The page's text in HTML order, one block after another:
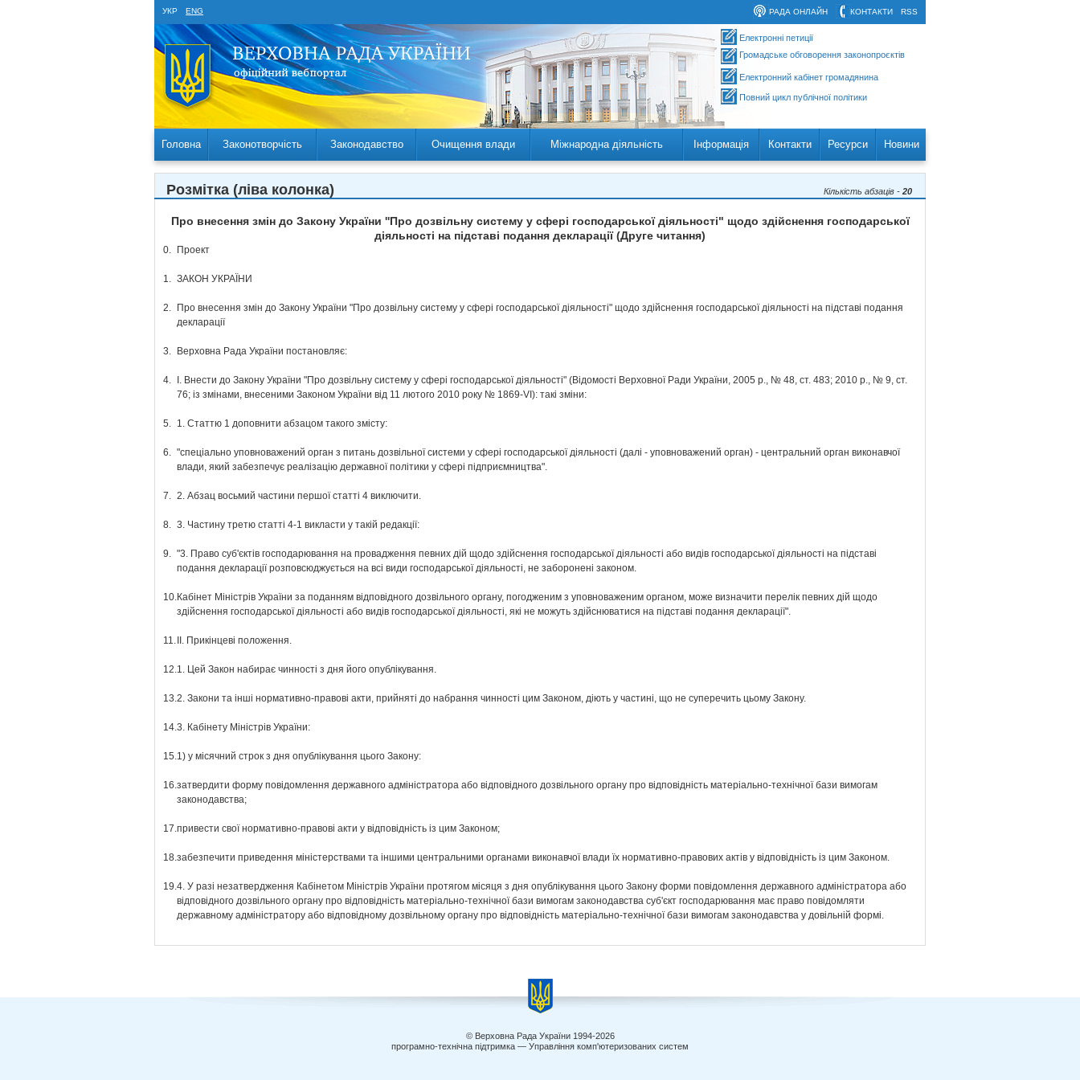
УКР ENG RSS
КОНТАКТИ
РАДА ОНЛАЙН
Електронні петиції
Громадське обговорення законопроєктів
Електронний кабінет громадянина
Повний цикл публічної політики
Головна Законотворчість Законодавство Очищення влади Міжнародна діяльність Інформація Контакти Ресурси Новини
Кількість абзаців - 20
Розмітка (ліва колонка)
Про внесення змін до Закону України ''Про дозвільну систему у сфері господарської діяльності" щодо здійснення господарської
діяльності на підставі подання декларації (Друге читання)
0. Проект
1. ЗАКОН УКРАЇНИ
2.
Про внесення змін до Закону України "Про дозвільну систему у сфері господарської діяльності" щодо здійснення господарської діяльності на підставі подання
декларації
3. Верховна Рада України постановляє:
4.
І. Внести до Закону України "Про дозвільну систему у сфері господарської діяльності" (Відомості Верховної Ради України, 2005 р., № 48, ст. 483; 2010 р., № 9, ст.
76; із змінами, внесеними Законом України від 11 лютого 2010 року № 1869-VІ): такі зміни:
5. 1. Статтю 1 доповнити абзацом такого змісту:
6. "спеціально уповноважений орган з питань дозвільної системи у сфері господарської діяльності (далі - уповноважений орган) - центральний орган виконавчої
влади, який забезпечує реалізацію державної політики у сфері підприємництва".
7. 2. Абзац восьмий частини першої статті 4 виключити.
8. 3. Частину третю статті 4-1 викласти у такій редакції:
9. "3. Право суб'єктів господарювання на провадження певних дій щодо здійснення господарської діяльності або видів господарської діяльності на підставі
подання декларації розповсюджується на всі види господарської діяльності, не заборонені законом.
10.Кабінет Міністрів України за поданням відповідного дозвільного органу, погодженим з уповноваженим органом, може визначити перелік певних дій щодо
здійснення господарської діяльності або видів господарської діяльності, які не можуть здійснюватися на підставі подання декларації".
11. ІІ. Прикінцеві положення.
12.1. Цей Закон набирає чинності з дня його опублікування.
13.2. Закони та інші нормативно-правові акти, прийняті до набрання чинності цим Законом, діють у частині, що не суперечить цьому Закону.
14.3. Кабінету Міністрів України:
15.1) у місячний строк з дня опублікування цього Закону:
16.затвердити форму повідомлення державного адміністратора або відповідного дозвільного органу про відповідність матеріально-технічної бази вимогам
законодавства;
17.привести свої нормативно-правові акти у відповідність із цим Законом;
18.забезпечити приведення міністерствами та іншими центральними органами виконавчої влади їх нормативно-правових актів у відповідність із цим Законом.
19.4. У разі незатвердження Кабінетом Міністрів України протягом місяця з дня опублікування цього Закону форми повідомлення державного адміністратора або
відповідного дозвільного органу про відповідність матеріально-технічної бази вимогам законодавства суб'єкт господарювання має право повідомляти
державному адміністратору або відповідному дозвільному органу про відповідність матеріально-технічної бази вимогам законодавства у довільній формі.
© Верховна Рада України 1994-2026
програмно-технічна підтримка — Управління комп'ютеризованих систем